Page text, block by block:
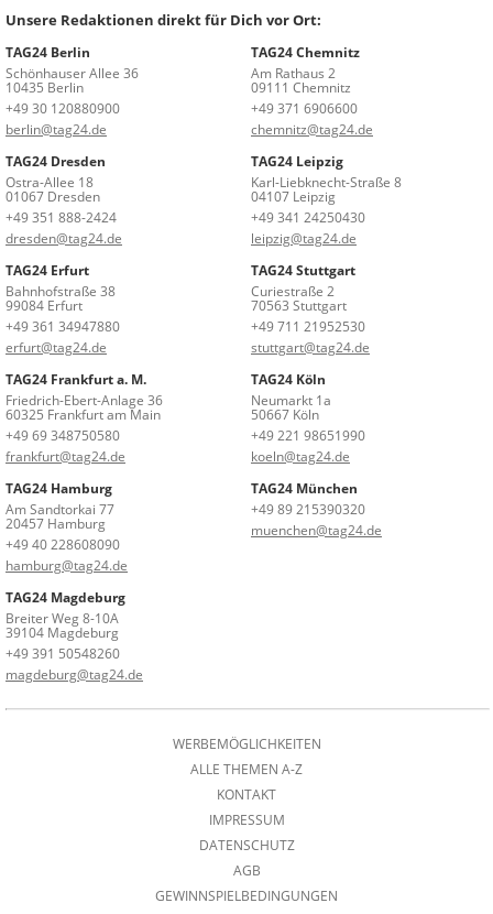
Unsere Redaktionen direkt für Dich vor Ort:
TAG24 Berlin
Schönhauser Allee 36
10435 Berlin
+49 30 120880900
berlin@tag24.de
TAG24 Chemnitz
Am Rathaus 2
09111 Chemnitz
+49 371 6906600
chemnitz@tag24.de
TAG24 Dresden
Ostra-Allee 18
01067 Dresden
+49 351 888-2424
dresden@tag24.de
TAG24 Leipzig
Karl-Liebknecht-Straße 8
04107 Leipzig
+49 341 24250430
leipzig@tag24.de
TAG24 Erfurt
Bahnhofstraße 38
99084 Erfurt
+49 361 34947880
erfurt@tag24.de
TAG24 Stuttgart
Curiestraße 2
70563 Stuttgart
+49 711 21952530
stuttgart@tag24.de
TAG24 Frankfurt a. M.
Friedrich-Ebert-Anlage 36
60325 Frankfurt am Main
+49 69 348750580
frankfurt@tag24.de
TAG24 Köln
Neumarkt 1a
50667 Köln
+49 221 98651990
koeln@tag24.de
TAG24 Hamburg
Am Sandtorkai 77
20457 Hamburg
+49 40 228608090
hamburg@tag24.de
TAG24 München
+49 89 215390320
muenchen@tag24.de
TAG24 Magdeburg
Breiter Weg 8-10A
39104 Magdeburg
+49 391 50548260
magdeburg@tag24.de
WERBEMÖGLICHKEITEN
ALLE THEMEN A-Z
KONTAKT
IMPRESSUM
DATENSCHUTZ
AGB
GEWINNSPIELBEDINGUNGEN